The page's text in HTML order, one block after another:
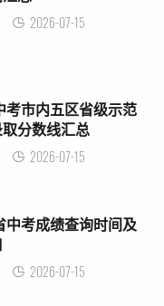
2026-07-15
考市内五区省级示范
分数线汇总
2026-07-15
中考成绩查询时间及
2026-07-15